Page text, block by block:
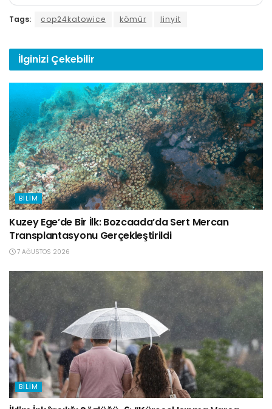
Tags: cop24katowice kömür linyit
İlginizi Çekebilir
BILIM
Kuzey Ege’de Bir İlk: Bozcaada’da Sert Mercan
Transplantasyonu Gerçekleştirildi
7 AĞUSTOS 2026
BILIM